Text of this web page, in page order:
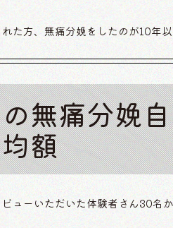
れた方、無痛分娩をしたのが10年
無痛分娩
額
ューいただいた体験者さん30名